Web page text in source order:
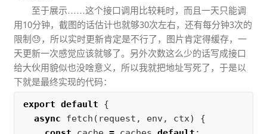
至于展示……这个接口调用比较耗时，而且一天只能调
用10分钟，截图的话估计也就够30次左右，还有每分钟3次的
限制😓，所以实时更新肯定是不行了，图片肯定得缓存，一
天更新一次感觉应该就够了。另外次数这么少的话写成接口
给大伙用貌似也没啥意义，所以我就把地址写死了，于是以
下就是最终实现的代码：
export default
{
async
fetch ( request , env, ctx)
{